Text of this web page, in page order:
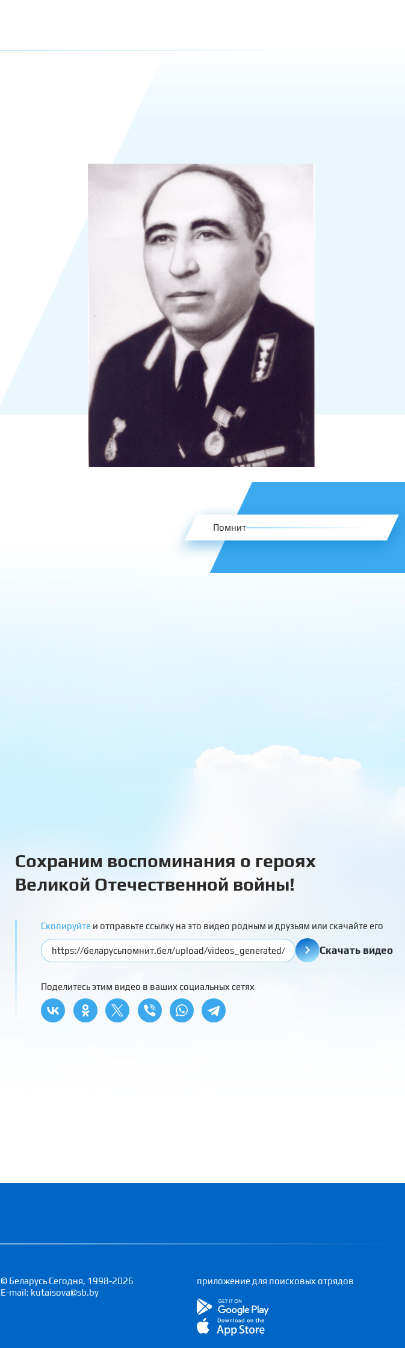
Помнит
Сохраним воспоминания о героях
Великой Отечественной войны!
Скопируйте и отправьте ссылку на это видео родным и друзьям или скачайте его
Скачать видео
Поделитесь этим видео в ваших социальных сетях
© Беларусь Сегодня, 1998-2026
E-mail: kutaisova@sb.by
приложение для поисковых отрядов